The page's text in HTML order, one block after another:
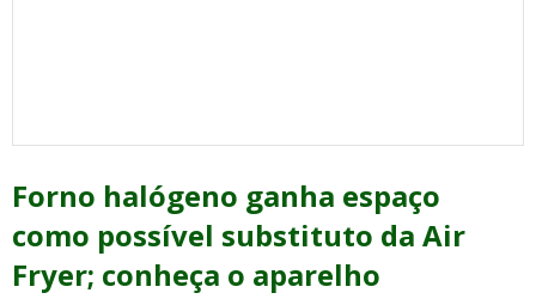
Forno halógeno ganha espaço
como possível substituto da Air
Fryer; conheça o aparelho